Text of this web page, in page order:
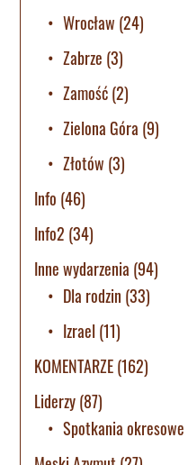
Wrocław (24)
Zabrze (3)
Zamość(2)
Zielona Góra (9)
Złotów (3)
Info (46)
Info2 (34)
Inne wydarzenia (94)
Dla rodzin (33)
Izrael (11)
KOMENTARZE(162)
Liderzy(87)
Spotkania okresowe